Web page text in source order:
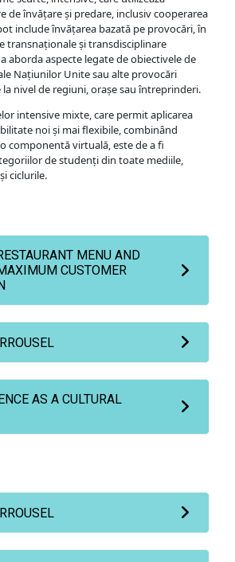
de învățare și predare, inclusiv cooperarea
include învățarea bazată pe provocări, în
transnaționale și transdisciplinare
aborda aspecte legate de obiectivele de
Națiunilor Unite sau alte provocări
nivel de regiuni, orașe sau întreprinderi.
intensive mixte, care permit aplicarea
noi și mai flexibile, combinând
componentă virtuală, este de a fi
de studenți din toate mediile,
ciclurile.
MENU AND
CUSTOMER
AS A CULTURAL